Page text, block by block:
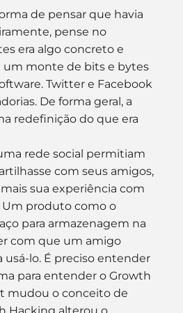
de pensar que havia
pense no
era algo concreto e
um monte de bits e bytes
Twitter e Facebook
De forma geral, a
redefinição do que era
rede social permitiam
com seus amigos,
sua experiência com
Um produto como o
para armazenagem na
com que um amigo
lo. É preciso entender
para entender o Growth
mudou o conceito de
Hacking alterou o